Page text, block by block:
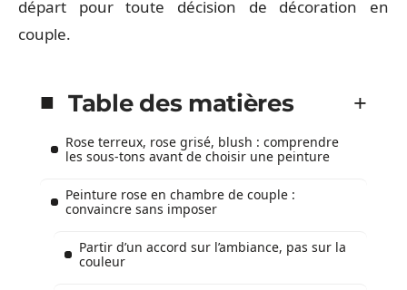
départ pour toute décision de décoration en
couple.
Table des matières
Rose terreux, rose grisé, blush : comprendre
les sous-tons avant de choisir une peinture
Peinture rose en chambre de couple :
convaincre sans imposer
Partir d’un accord sur l’ambiance, pas sur la
couleur